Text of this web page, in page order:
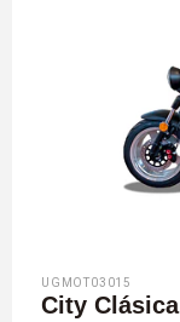
UGMOT03015
City Clásica